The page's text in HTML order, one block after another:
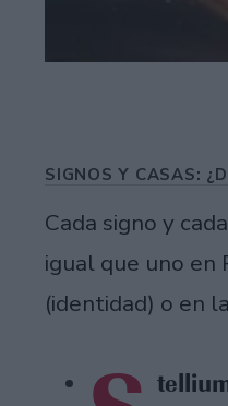
SIGNOS Y CASAS:
Cada signo y
igual que uno en
(identidad) o en